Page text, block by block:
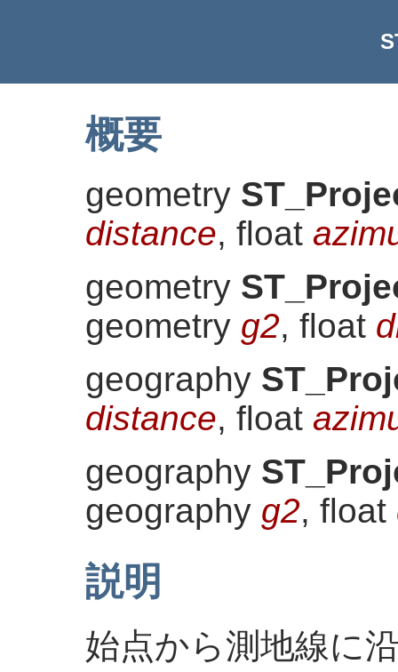
概要
geometry
distance, float
geometry
geometry g2, float
geography
distance, float
geography
geography g2, float
説明
始点から測地線に